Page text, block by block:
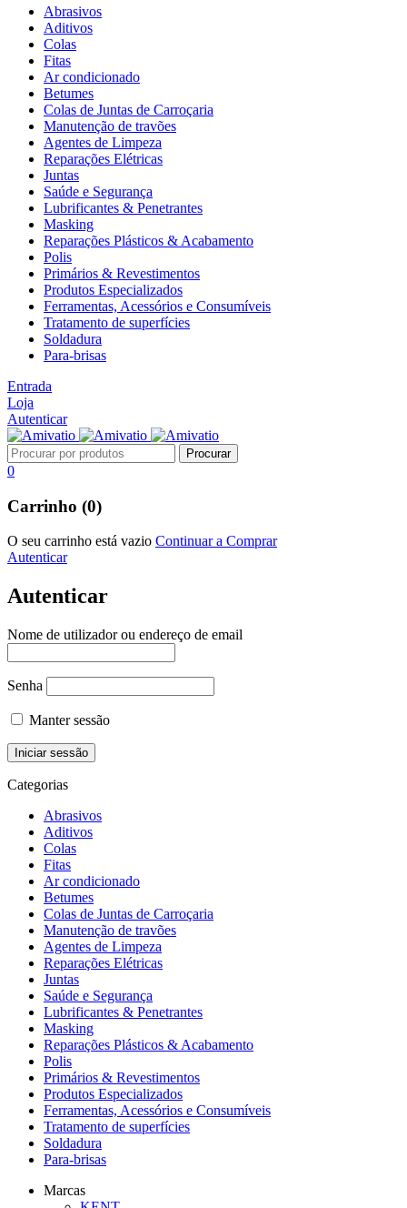
Abrasivos
Aditivos
Colas
Fitas
Ar condicionado
Betumes
Colas de Juntas de Carroçaria
Manutenção de travões
Agentes de Limpeza
Reparações Elétricas
Juntas
Saúde e Segurança
Lubrificantes & Penetrantes
Masking
Reparações Plásticos & Acabamento
Polis
Primários & Revestimentos
Produtos Especializados
Ferramentas, Acessórios e Consumíveis
Tratamento de superfícies
Soldadura
Para-brisas
Entrada
Loja
Autenticar
0
Carrinho (0)
O seu carrinho está vazio Continuar a Comprar
Autenticar
Autenticar
Nome de utilizador ou endereço de email
Senha
Manter sessão
Categorias
Abrasivos
Aditivos
Colas
Fitas
Ar condicionado
Betumes
Colas de Juntas de Carroçaria
Manutenção de travões
Agentes de Limpeza
Reparações Elétricas
Juntas
Saúde e Segurança
Lubrificantes & Penetrantes
Masking
Reparações Plásticos & Acabamento
Polis
Primários & Revestimentos
Produtos Especializados
Ferramentas, Acessórios e Consumíveis
Tratamento de superfícies
Soldadura
Para-brisas
Marcas